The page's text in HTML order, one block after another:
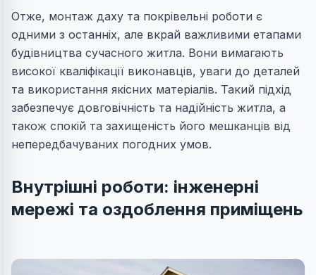
Отже, монтаж даху та покрівельні роботи є
одними з останніх, але вкрай важливими етапами
будівництва сучасного житла. Вони вимагають
високої кваліфікації виконавців, уваги до деталей
та використання якісних матеріалів. Такий підхід
забезпечує довговічність та надійність житла, а
також спокій та захищеність його мешканців від
непередбачуваних погодних умов.
Внутрішні роботи: інженерні
мережі та оздоблення приміщень